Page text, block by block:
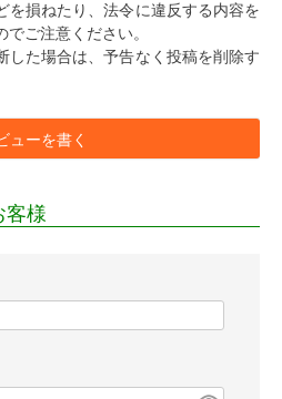
を損ねたり、法令に違反する内容を
ご注意ください。
した場合は、予告なく投稿を削除す
ューを書く
客様